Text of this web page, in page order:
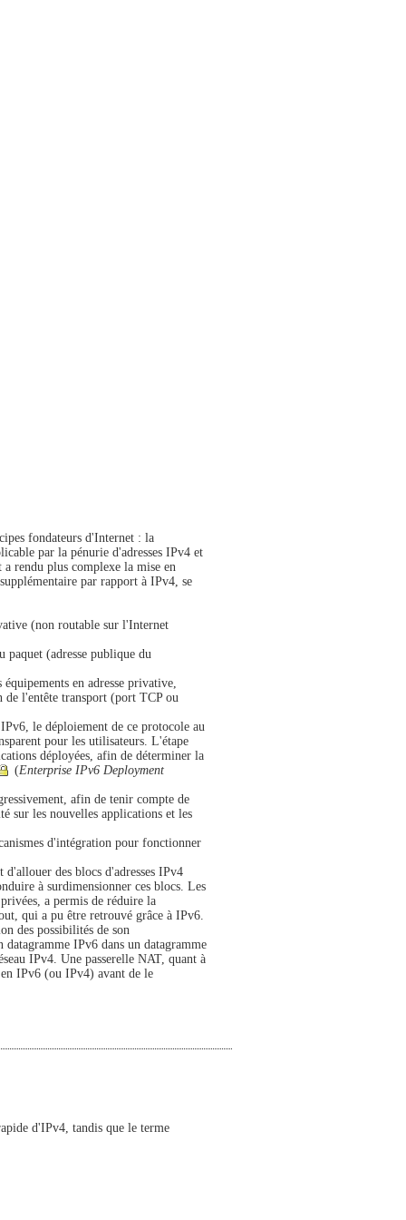
fondateurs d'Internet : la
par la pénurie d'adresses IPv4 et
a rendu plus complexe la mise en
par rapport à IPv4, se
(non routable sur l'Internet
paquet (adresse publique du
en adresse privative,
de l'entête transport (port TCP ou
le déploiement de ce protocole au
pour les utilisateurs. L'étape
déployées, afin de déterminer la
(Enterprise IPv6 Deployment
afin de tenir compte de
sur les nouvelles applications et les
d'intégration pour fonctionner
des blocs d'adresses IPv4
à surdimensionner ces blocs. Les
a permis de réduire la
qui a pu être retrouvé grâce à IPv6.
des possibilités de son
IPv6 dans un datagramme
IPv4. Une passerelle NAT, quant à
IPv6 (ou IPv4) avant de le
d'IPv4, tandis que le terme